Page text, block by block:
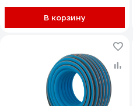
В корзину